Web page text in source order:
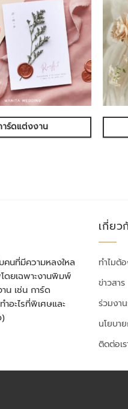
าร์ดแต่งงาน
คนที่มีความหลงใหล
ดยเฉพาะงานพิมพ์
น เช่น การ์ด
อะไรที่พิเศษและ
เกี่ยว
ทำไมต้
ข่าวสาร
ร่วมงาน
นโยบา
ติดต่อเร